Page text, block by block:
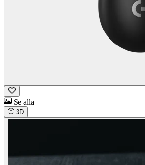
Se alla
3D